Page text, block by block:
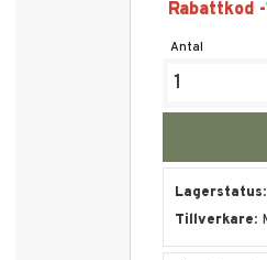
Antal
Lagerstatus
Tillverkare